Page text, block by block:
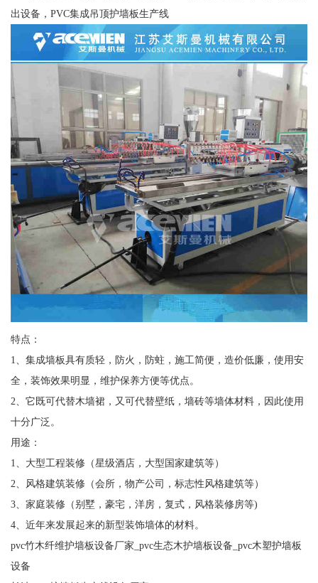
出设备，PVC集成吊顶护墙板生产线
特点：
1、集成墙板具有质轻，防火，防蛀，施工简便，造价低廉，使用安
全，装饰效果明显，维护保养方便等优点。
2、它既可代替木墙裙，又可代替壁纸，墙砖等墙体材料，因此使用
十分广泛。
用途：
1、大型工程装修（星级酒店，大型国家建筑等）
2、风格建筑装修（会所，物产公司，标志性风格建筑等）
3、家庭装修（别墅，豪宅，洋房，复式，风格装修房等)
4、近年来发展起来的新型装饰墙体的材料。
pvc竹木纤维护墙板设备厂家_pvc生态木护墙板设备_pvc木塑护墙板
设备